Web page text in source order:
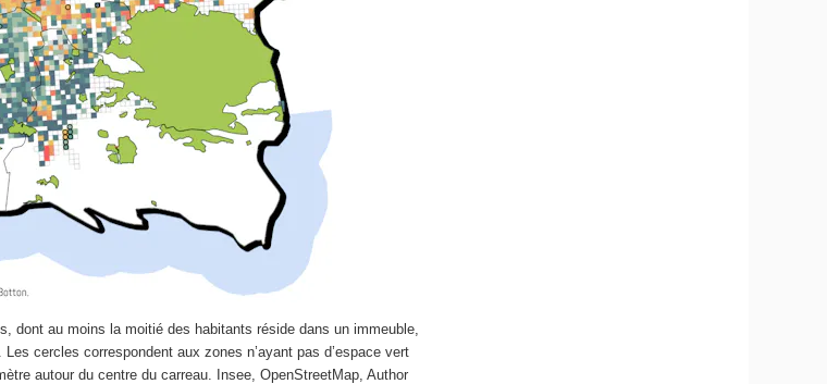
dont au moins la moitié des habitants réside dans un immeuble,
cercles correspondent aux zones n’ayant pas d’espace vert
autour du centre du carreau. Insee, OpenStreetMap,Author